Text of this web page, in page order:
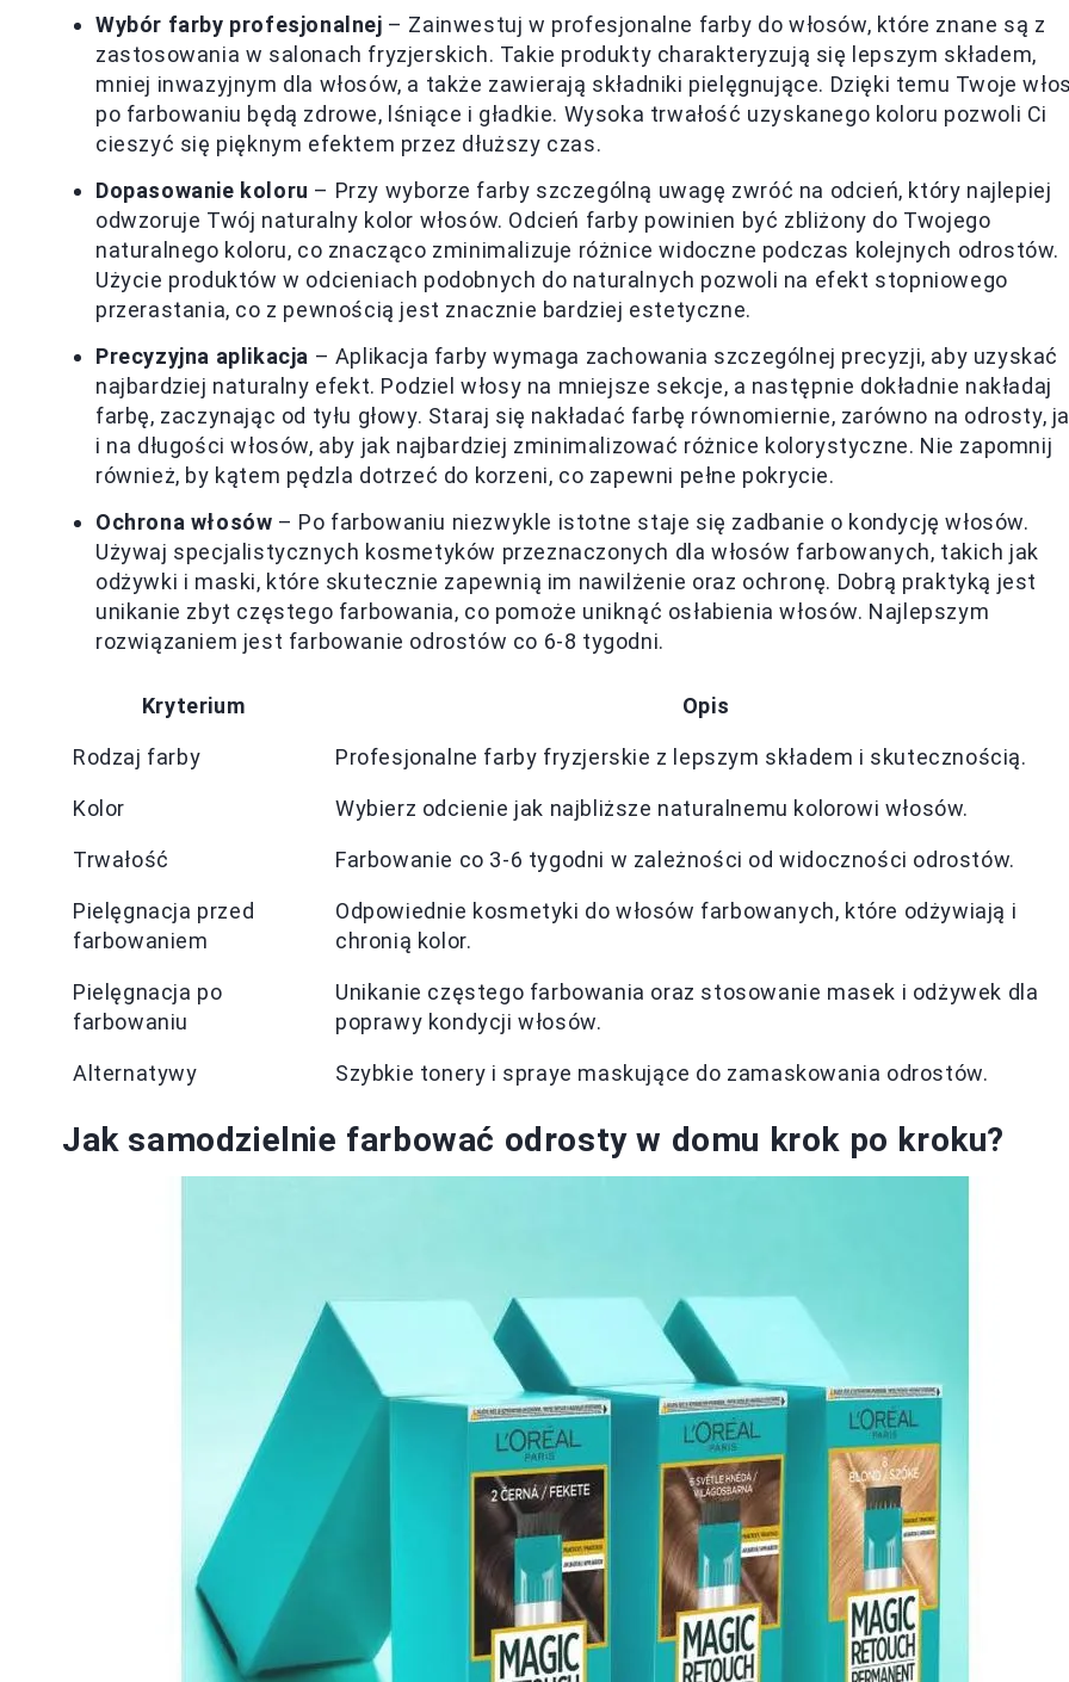
Wybór farby profesjonalnej – Zainwestuj w profesjonalne farby do włosów, które znane są z
zastosowania w salonach fryzjerskich. Takie produkty charakteryzują się lepszym składem,
mniej inwazyjnym dla włosów, a także zawierają składniki pielęgnujące. Dzięki temu Twoje
po farbowaniu będą zdrowe, lśniące i gładkie. Wysoka trwałość uzyskanego koloru pozwoli Ci
cieszyć się pięknym efektem przez dłuższy czas.
Dopasowanie koloru – Przy wyborze farby szczególną uwagę zwróć na odcień, który najlepiej
odwzoruje Twój naturalny kolor włosów. Odcień farby powinien być zbliżony do Twojego
naturalnego koloru, co znacząco zminimalizuje różnice widoczne podczas kolejnych odrostów.
Użycie produktów w odcieniach podobnych do naturalnych pozwoli na efekt stopniowego
przerastania, co z pewnością jest znacznie bardziej estetyczne.
Precyzyjna aplikacja – Aplikacja farby wymaga zachowania szczególnej precyzji, aby uzyskać
najbardziej naturalny efekt. Podziel włosy na mniejsze sekcje, a następnie dokładnie nakładaj
farbę, zaczynając od tyłu głowy. Staraj się nakładać farbę równomiernie, zarówno na odrosty,
i na długości włosów, aby jak najbardziej zminimalizować różnice kolorystyczne. Nie zapomnij
również, by kątem pędzla dotrzeć do korzeni, co zapewni pełne pokrycie.
Ochrona włosów – Po farbowaniu niezwykle istotne staje się zadbanie o kondycję włosów.
Używaj specjalistycznych kosmetyków przeznaczonych dla włosów farbowanych, takich jak
odżywki i maski, które skutecznie zapewnią im nawilżenie oraz ochronę. Dobrą praktyką jest
unikanie zbyt częstego farbowania, co pomoże uniknąć osłabienia włosów. Najlepszym
rozwiązaniem jest farbowanie odrostów co 6-8 tygodni.
Kryterium Opis
Rodzaj farby Profesjonalne farby fryzjerskie z lepszym składem i skutecznością.
Kolor Wybierz odcienie jak najbliższe naturalnemu kolorowi włosów.
Trwałość Farbowanie co 3-6 tygodni w zależności od widoczności odrostów.
Pielęgnacja przed
farbowaniem
Odpowiednie kosmetyki do włosów farbowanych, które odżywiają i
chronią kolor.
Pielęgnacja po
farbowaniu
Unikanie częstego farbowania oraz stosowanie masek i odżywek dla
poprawy kondycji włosów.
Alternatywy Szybkie tonery i spraye maskujące do zamaskowania odrostów.
Jak samodzielnie farbować odrosty w domu krok po kroku?